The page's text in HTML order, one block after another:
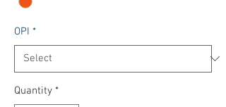
OPI *
Quantity *